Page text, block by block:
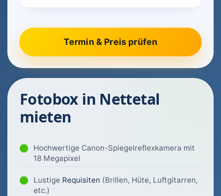
Fotobox in Nettetal
mieten
Hochwertige Canon-Spiegelreflexkamera mit
18 Megapixel
Lustige Requisiten (Brillen, Hüte, Luftgitarren,
etc.)